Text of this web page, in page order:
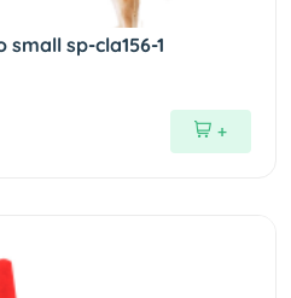
sp-cla156-1
+